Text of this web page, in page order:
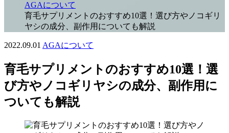
AGAについて
育毛サプリメントのおすすめ10選！選び方やノコギリ
ヤシの成分、副作用についても解説
2022.09.01 AGAについて
育毛サプリメントのおすすめ10選！選
び方やノコギリヤシの成分、副作用に
ついても解説